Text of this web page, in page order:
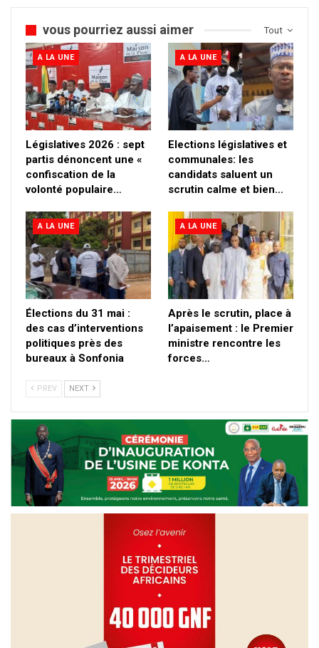
Tout
vous pourriez aussi aimer
A LA UNE
Législatives 2026 : sept
partis dénoncent une «
confiscation de la
volonté populaire…
A LA UNE
Elections législatives et
communales: les
candidats saluent un
scrutin calme et bien…
A LA UNE
Élections du 31 mai :
des cas d’interventions
politiques près des
bureaux à Sonfonia
A LA UNE
Après le scrutin, place à
l’apaisement : le Premier
ministre rencontre les
forces…
PREV NEXT